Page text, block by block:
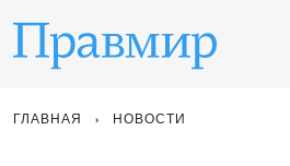
ГЛАВНАЯ НОВОСТИ